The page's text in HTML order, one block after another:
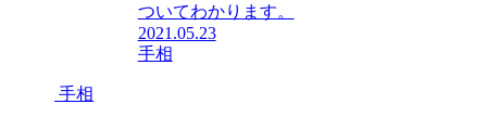
ついてわかります。
2021.05.23
手相
手相